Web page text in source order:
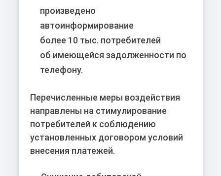
произведено
автоинформирование
более 10 тыс. потребителей
об имеющейся задолженности по
телефону.
Перечисленные меры воздействия
направлены на стимулирование
потребителей к соблюдению
установленных договором условий
внесения платежей.